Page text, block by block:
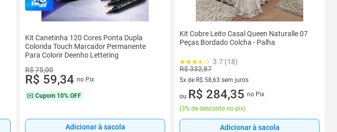
Kit Canetinha 120 Cores Ponta Dupla
Colorida Touch Marcador Permanente
Para Colorir Deenho Lettering
R$ 75,00
R$ 59,34 no Pix
Cupom 10% OFF
Adicionar à sacola
Kit Cobre Leito Casal Queen Naturalle 07
Peças Bordado Colcha - Palha
3.7 (18)
R$ 332,87
5x de R$ 58,63 sem juros
5 vez de R$ 58,63 sem juros
ou R$ 284,35 no Pix
(3% de desconto no pix)
Adicionar à sacola